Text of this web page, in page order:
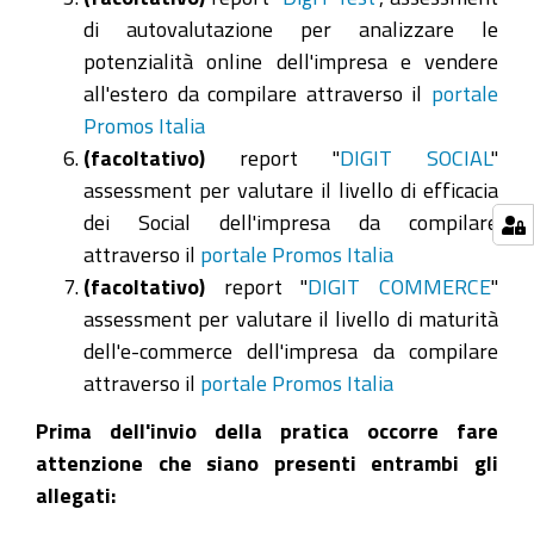
di autovalutazione per analizzare le
potenzialità online dell'impresa e vendere
all'estero da compilare attraverso il portale
Promos Italia
(facoltativo) report "DIGIT SOCIAL"
assessment per valutare il livello di efficacia
dei Social dell'impresa da compilare
attraverso il portale Promos Italia
(facoltativo) report "DIGIT COMMERCE"
assessment per valutare il livello di maturità
dell'e-commerce dell'impresa da compilare
attraverso il portale Promos Italia
Prima dell'invio della pratica occorre fare
attenzione che siano presenti entrambi gli
allegati: